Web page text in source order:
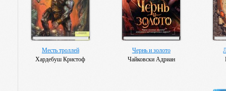
Месть троллей
Хардебуш Кристоф
Чернь и золото
Чайковски Адриан